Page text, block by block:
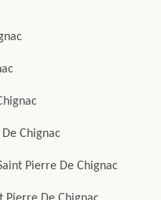
Chignac
Pierre De Chignac